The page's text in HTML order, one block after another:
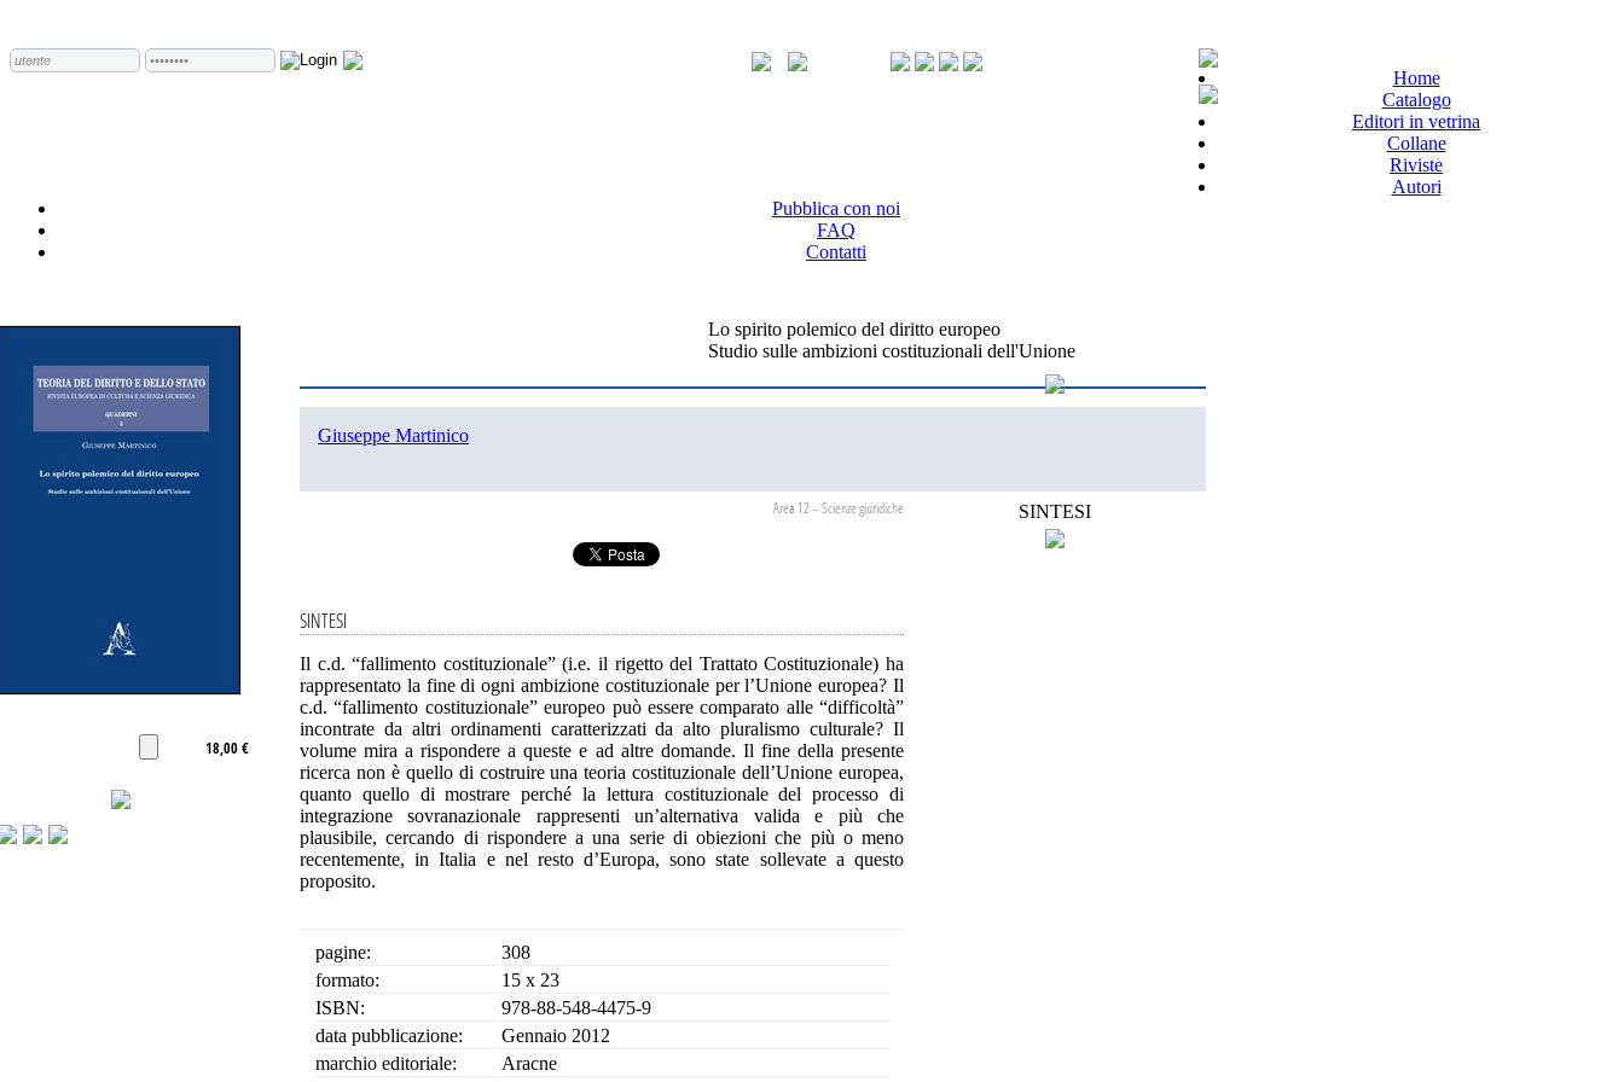
Home
Catalogo
Editori in vetrina
Collane
Riviste
Autori
Pubblica con noi
FAQ
Contatti
Lo spirito polemico del diritto europeo
Studio sulle ambizioni costituzionali dell'Unione
18,00 €
Giuseppe Martinico
Area 12 – Scienze giuridiche
SINTESI
Il c.d. “fallimento costituzionale” (i.e. il rigetto del Trattato Costituzionale) ha
rappresentato la fine di ogni ambizione costituzionale per l’Unione europea? Il
c.d. “fallimento costituzionale” europeo può essere comparato alle “difficoltà”
incontrate da altri ordinamenti caratterizzati da alto pluralismo culturale? Il
volume mira a rispondere a queste e ad altre domande. Il fine della presente
ricerca non è quello di costruire una teoria costituzionale dell’Unione europea,
quanto quello di mostrare perché la lettura costituzionale del processo di
integrazione sovranazionale rappresenti un’alternativa valida e più che
plausibile, cercando di rispondere a una serie di obiezioni che più o meno
recentemente, in Italia e nel resto d’Europa, sono state sollevate a questo
proposito.
pagine:
308
formato:
15 x 23
ISBN:
978-88-548-4475-9
data pubblicazione:
Gennaio 2012
marchio editoriale:
Aracne
SINTESI